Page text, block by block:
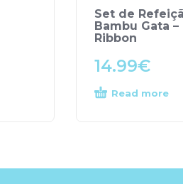
Set de
Bambu Gata
Ribbon
14.99€
Read more